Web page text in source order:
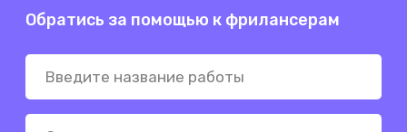
Обратись за помощью к фрилансерам